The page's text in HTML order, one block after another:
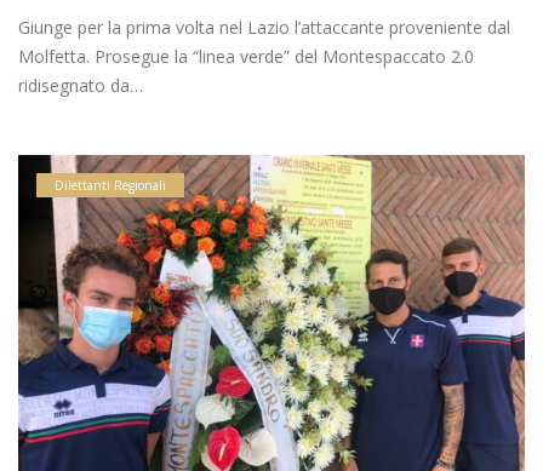
Giunge per la prima volta nel Lazio l’attaccante proveniente dal
Molfetta. Prosegue la “linea verde” del Montespaccato 2.0
ridisegnato da…
Dilettanti Regionali